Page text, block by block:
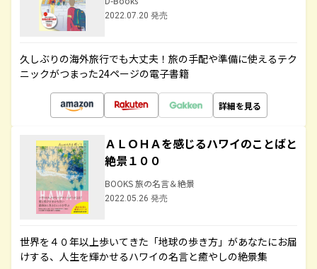
2022.07.20 発売
久しぶりの海外旅行でも大丈夫！旅の手配や準備に使えるテク
ニックがつまった24ページの電子書籍
詳細を見る
ＡＬＯＨＡを感じるハワイのことばと
絶景１００
BOOKS 旅の名言＆絶景
2022.05.26 発売
世界を４０年以上歩いてきた「地球の歩き方」があなたにお届
けする、人生を輝かせるハワイの名言と癒やしの絶景集